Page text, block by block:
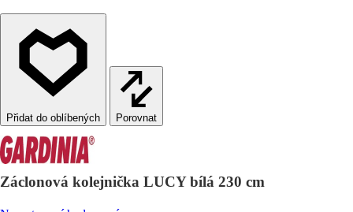
Porovnat
Záclonová kolejnička LUCY bílá 230 cm